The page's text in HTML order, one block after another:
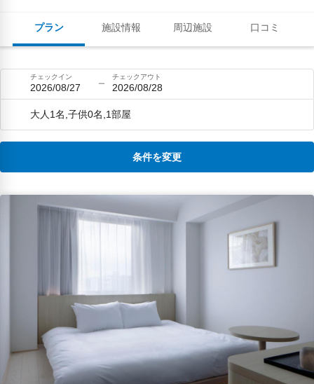
プラン 施設情報 周辺施設 口コミ
ゆったりと開放がありぐっすりと眠
落ち着いていてかなりGOOD！ お食
ろでお世話になりました。どちらも
想像以上に美味しく、スタッフさん
て、リラックスしながらもかなり上
質ないいものをいただくことができ
て、かなり大満足です。 とても気に
入ったので、また利用したいと思い
ます。友人にもおすすめしようと思
て押せなかったのが少し残念でし
チェックイン
2026/08/27
チェックアウト
2026/08/28
大人1名,子供0名,1部屋
条件を変更